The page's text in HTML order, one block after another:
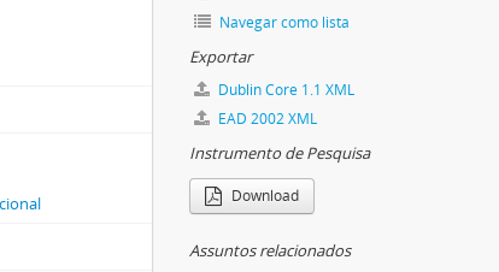
Navegar como lista
Exportar
Dublin Core 1.1 XML
EAD 2002 XML
Instrumento de Pesquisa
Download
Assuntos relacionados